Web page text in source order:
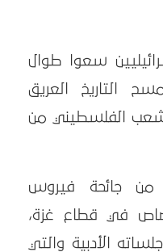
سعوا طوال
التاريخ العريق
الفلسطيني من
من جائحة فيروس
في قطاع غزة،
الأدبية والتي